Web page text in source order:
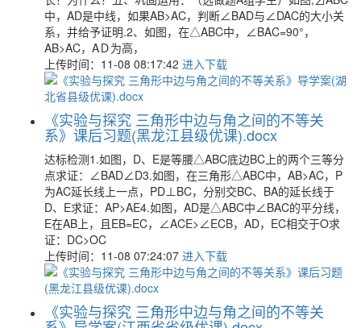
中，AD是中线，如果AB>AC，判断∠BAD与∠DAC的大小关
系，并给予证明.2、如图，在△ABC中，∠BAC=90°，
AB>AC，AＤ为高，
上传时间：11-08 08:17:42 进入下载
《实验与探究 三角形中边与角之间的不等关
系》课后习题(黑龙江县级优课).docx
达标检测1.如图，D、E是等腰△ABC底边BC上的两个三等分
点求证：∠BAD∠D3.如图，在三角形△ABC中，AB>AC，P
为AC延长线上一点，PD⊥BC，分别交BC、BA的延长线于
D、E求证：AP>AE4.如图，AD是△ABC中∠BAC的平分线，
E在AB上，且EB=EC，∠ACE>∠ECB，AD，EC相交于O求
证：DC>OC
上传时间：11-08 07:24:07 进入下载
《实验与探究 三角形中边与角之间的不等关